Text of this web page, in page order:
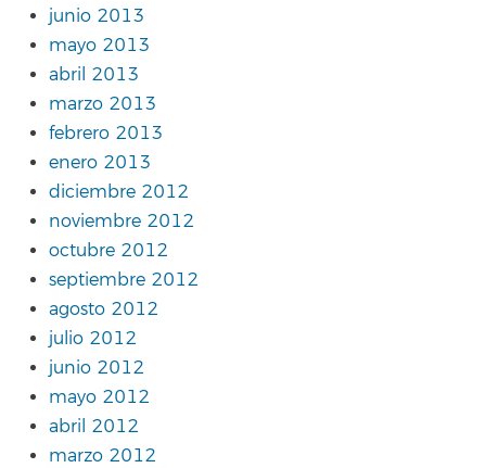
junio 2013
mayo 2013
abril 2013
marzo 2013
febrero 2013
enero 2013
diciembre 2012
noviembre 2012
octubre 2012
septiembre 2012
agosto 2012
julio 2012
junio 2012
mayo 2012
abril 2012
marzo 2012